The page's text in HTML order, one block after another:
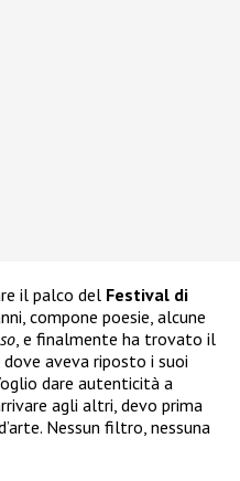
il palco del Festival di
compone poesie, alcune
, e finalmente ha trovato il
aveva riposto i suoi
dare autenticità a
agli altri, devo prima
Nessun filtro, nessuna